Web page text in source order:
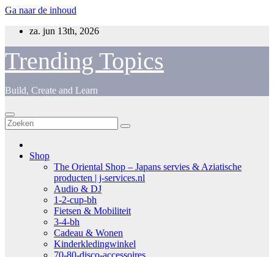
Ga naar de inhoud
za. jun 13th, 2026
Trending Topics
Build, Create and Learn
Shop
The Oriental Shop – Japans servies & Aziatische
producten | j-services.nl
Audio & DJ
1-2-cup-bh
Fietsen & Mobiliteit
3-4-bh
Cadeau & Wonen
Kinderkledingwinkel
70-80-disco-accessoires